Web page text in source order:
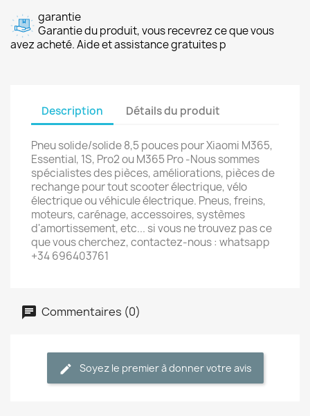
garantie
Garantie du produit, vous recevrez ce que vous
avez acheté. Aide et assistance gratuites p
Description Détails du produit
Pneu solide/solide 8,5 pouces pour Xiaomi M365,
Essential, 1S, Pro2 ou M365 Pro -Nous sommes
spécialistes des pièces, améliorations, pièces de
rechange pour tout scooter électrique, vélo
électrique ou véhicule électrique. Pneus, freins,
moteurs, carénage, accessoires, systèmes
d'amortissement, etc... si vous ne trouvez pas ce
que vous cherchez, contactez-nous : whatsapp
+34 696403761
Commentaires (0)
Soyez le premier à donner votre avis